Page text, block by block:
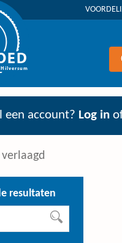
een account? Log in
resultaten